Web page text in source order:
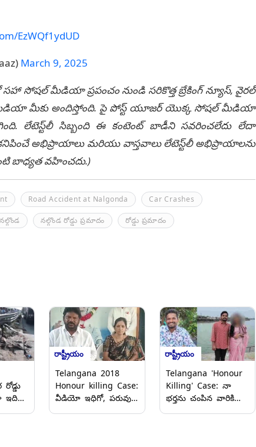
EzWQf1ydUD
March 9, 2025
సోషల్ మీడియా ప్రపంచం నుండి సరికొత్త బ్రేకింగ్ న్యూస్, వైరల్
మీకు అందిస్తోంది. పై పోస్ట్ యూజర్ యొక్క సోషల్ మీడియా
లేటెస్ట్‌లీ సిబ్బంది ఈ కంటెంట్ బాడీని సవరించలేదు లేదా
అభిప్రాయాలు మరియు వాస్తవాలు లేటెస్ట్‌లీ అభిప్రాయాలను
బాధ్యత వహించదు.)
Road Accident at Nalgonda Car Crashes
నల్గొండ నల్గొండ రోడ్డు ప్రమాదం రోడ్డు ప్రమాదం
రాష్ట్రీయం
Telangana 2018
Honour killing Case:
వీడియో ఇధిగో, పరువు
రాష్ట్రీయం
Telangana 'Honour
Killing' Case: నా
భర్తను చంపిన వారికి